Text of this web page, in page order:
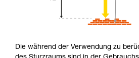
Die während der Verwendung zu